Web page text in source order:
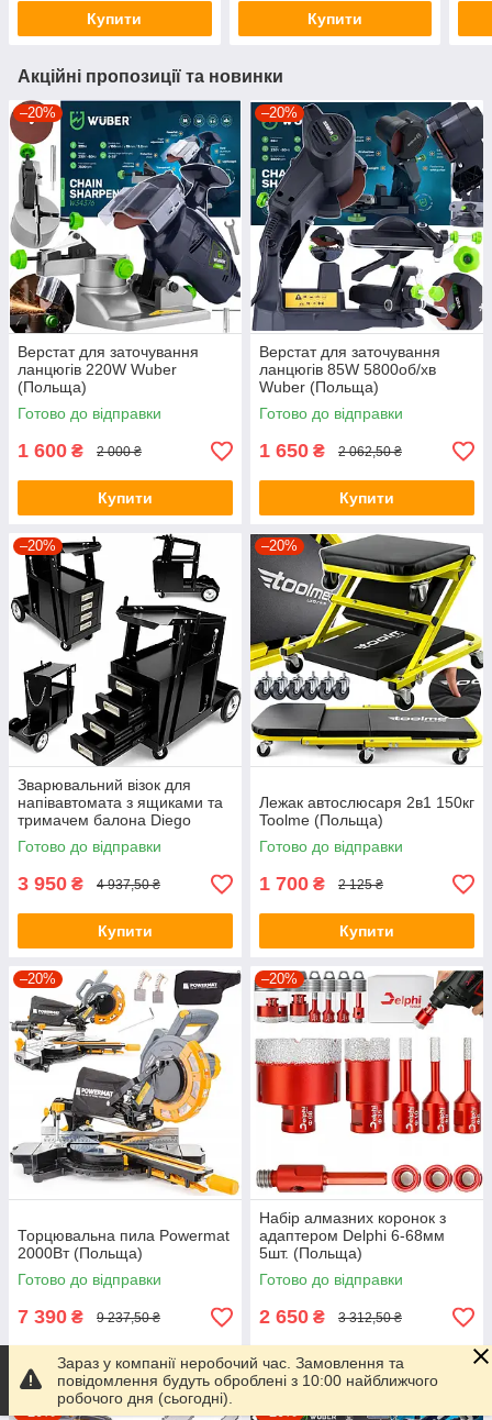
Купити Купити
Акційні пропозиції та новинки
–20%
Верстат для заточування
ланцюгів 220W Wuber
(Польща)
Готово до відправки
1 600 ₴ 2 000 ₴
Купити
–20%
Верстат для заточування
ланцюгів 85W 5800об/хв
Wuber (Польща)
Готово до відправки
1 650 ₴ 2 062,50 ₴
Купити
–20%
Зварювальний візок для
напівавтомата з ящиками та
тримачем балона Diego
Готово до відправки
3 950 ₴ 4 937,50 ₴
Купити
–20%
Лежак автослюсаря 2в1 150кг
Toolme (Польща)
Готово до відправки
1 700 ₴ 2 125 ₴
Купити
–20%
Торцювальна пила Powermat
2000Вт (Польща)
Готово до відправки
7 390 ₴ 9 237,50 ₴
Купити
–20%
Набір алмазних коронок з
адаптером Delphi 6-68мм
5шт. (Польща)
Готово до відправки
2 650 ₴ 3 312,50 ₴
Купити
–20% –20%
Зараз у компанії неробочий час. Замовлення та
повідомлення будуть оброблені з 10:00 найближчого
робочого дня (сьогодні).